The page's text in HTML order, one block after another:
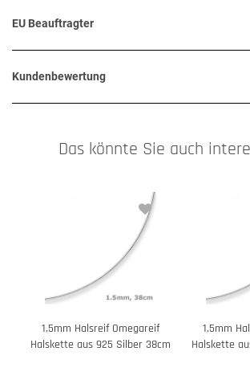
EU Beauftragter
Kundenbewertung
Das könnte Sie auch
1,5mm Halsreif Omegareif
Halskette aus 925 Silber 38cm
1,5mm
Halskette